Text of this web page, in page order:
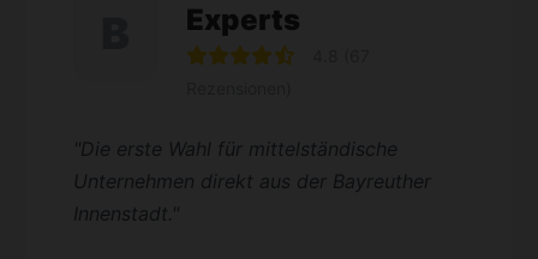
Experts
"Die erste Wahl für mittelständische
Unternehmen direkt aus der Bayreuther
Innenstadt."